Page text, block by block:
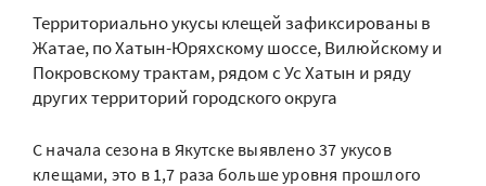
Территориально укусы клещей зафиксированы в
Жатае, по Хатын-Юряхскому шоссе, Вилюйскому и
Покровскому трактам, рядом с Ус Хатын и ряду
других территорий городского округа
С начала сезона в Якутске выявлено 37 укусов
клещами, это в 1,7 раза больше уровня прошлого